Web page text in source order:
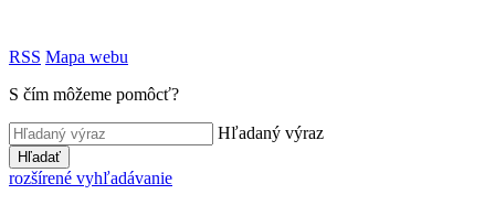
RSS Mapa webu
S čím môžeme pomôcť?
Hľadaný výraz
Hľadať
rozšírené vyhľadávanie